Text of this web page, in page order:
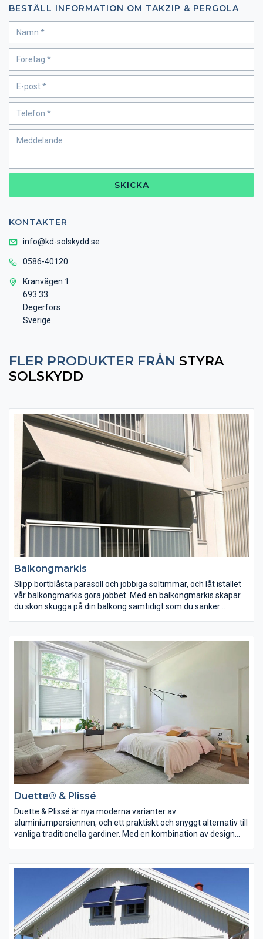
BESTÄLL INFORMATION OM TAKZIP & PERGOLA
SKICKA
KONTAKTER
info@kd-solskydd.se
0586-40120
Kranvägen 1
693 33
Degerfors
Sverige
FLER PRODUKTER FRÅN STYRA
SOLSKYDD
Balkongmarkis
Slipp bortblåsta parasoll och jobbiga soltimmar, och låt istället
vår balkongmarkis göra jobbet. Med en balkongmarkis skapar
du skön skugga på din balkong samtidigt som du sänker
Alltid måttanpassat, allt tillverkas efter beställning.
Över 100 markisvävar att välja mellan.
Går att motorisera & automatisera.
Duette® & Plissé
Duette & Plissé är nya moderna varianter av
aluminiumpersiennen, och ett praktiskt och snyggt alternativ till
vanliga traditionella gardiner. Med en kombination av design
här!
Duettegardiner är gardiner med unika celler som har förmågan
att isolera värmen där du vill ha den. De är dessutom snygga,
ljudabsorberande och energieffektiva! Plisségardiner är nätta
gardiner som finns i olika tätheter. De flesta är ljusfiltrerande
vilket ger ett behagligt ljusinsläpp i rummet. En plisségardin har